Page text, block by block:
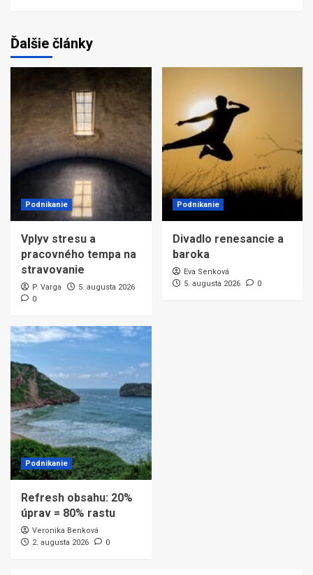
Ďalšie články
Podnikanie
Vplyv stresu a
pracovného tempa na
stravovanie
P. Varga
5. augusta 2026
0
Podnikanie
Divadlo renesancie a
baroka
Eva Senková
5. augusta 2026
0
Podnikanie
Refresh obsahu: 20%
úprav = 80% rastu
Veronika Benková
2. augusta 2026
0